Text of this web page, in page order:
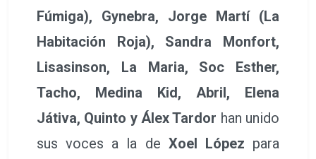
Fúmiga), Gynebra, Jorge Martí (La
Habitación Roja), Sandra Monfort,
Lisasinson, La Maria, Soc Esther,
Tacho, Medina Kid, Abril, Elena
Játiva, Quinto y Álex Tardor han unido
sus voces a la de Xoel López para